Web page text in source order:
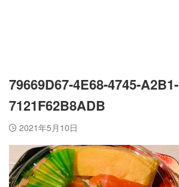
79669D67-4E68-4745-A2B1-
7121F62B8ADB
2021年5月10日